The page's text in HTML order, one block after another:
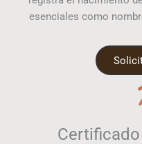
esenciales como